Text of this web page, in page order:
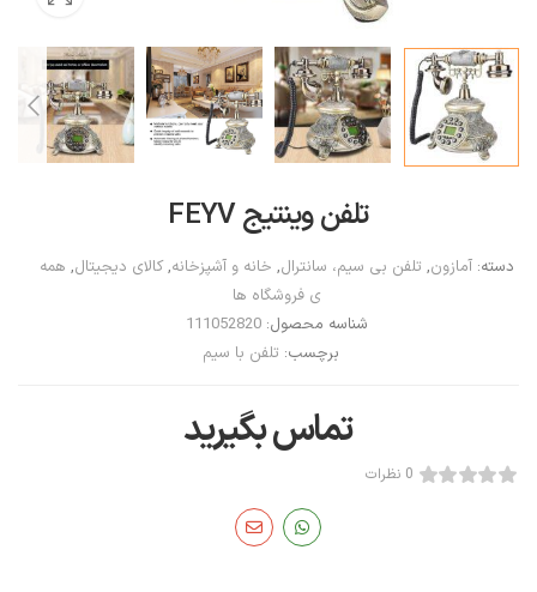
تلفن وینتیج FEYV
دسته:آمازون, تلفن بی سیم، سانترال, خانه و آشپزخانه,کالای دیجیتال, همه
ی فروشگاه ها
شناسه محصول:111052820
برچسب: تلفن با سیم
تماس بگیرید
0 نظرات